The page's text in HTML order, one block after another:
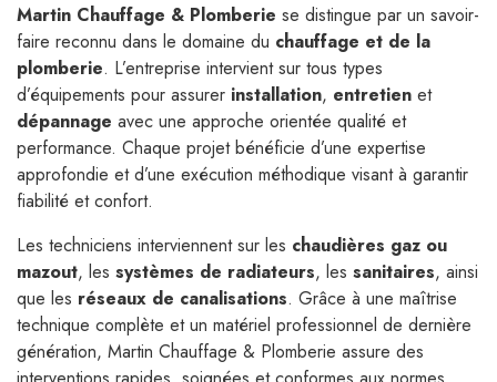
Martin Chauffage & Plomberie se distingue par un savoir-
faire reconnu dans le domaine du chauffage et de la
plomberie. L’entreprise intervient sur tous types
d’équipements pour assurer installation, entretien et
dépannage avec une approche orientée qualité et
performance. Chaque projet bénéficie d’une expertise
approfondie et d’une exécution méthodique visant à garantir
fiabilité et confort.
Les techniciens interviennent sur les chaudières gaz ou
mazout, les systèmes de radiateurs, les sanitaires, ainsi
que les réseaux de canalisations. Grâce à une maîtrise
technique complète et un matériel professionnel de dernière
génération, Martin Chauffage & Plomberie assure des